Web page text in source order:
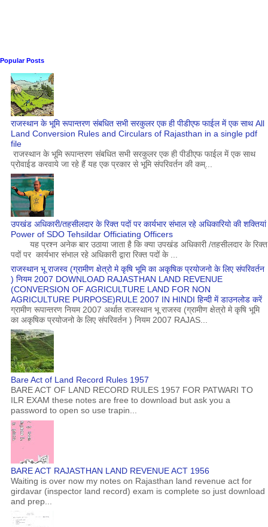
Popular Posts
राजस्थान के भूमि रूपान्तरण संबधित सभी सरकुलर एक ही पीडीएफ फाईल में एक साथ All
Land Conversion Rules and Circulars of Rajasthan in a single pdf
file
राजस्थान के भूमि रूपान्तरण संबधित सभी सरकुलर एक ही पीडीएफ फाईल में एक साथ
प्रोवाईड करवाये जा रहे हैं यह एक प्रकार से भूमि संपरिवर्तन की कम्...
उपखंड अधिकारी/तहसीलदार के रिक्त पदों पर कार्यभार संभाल रहे अधिकारियो की शक्तियां
Power of SDO Tehsildar Officiating Officers
यह प्रश्न अनेक बार उठाया जाता है कि क्या उपखंड अधिकारी /तहसीलदार के रिक्त
पदों पर कार्यभार संभाल रहे अधिकारी द्वारा रिक्त पदों के ...
राजस्थान भू राजस्व (ग्रामीण क्षेत्रो मे कृषि भूमि का अकृषिक प्रयोजनो के लिए संपरिवर्तन
) नियम 2007 DOWNLOAD RAJASTHAN LAND REVENUE
(CONVERSION OF AGRICULTURE LAND FOR NON
AGRICULTURE PURPOSE)RULE 2007 IN HINDI हिन्दी में डाउनलोड करें
ग्रामीण रूपान्तरण नियम 2007 अर्थात राजस्थान भू राजस्व (ग्रामीण क्षेत्रो मे कृषि भूमि
का अकृषिक प्रयोजनो के लिए संपरिवर्तन ) नियम 2007 RAJAS...
Bare Act of Land Record Rules 1957
BARE ACT OF LAND RECORD RULES 1957 FOR PATWARI TO
ILR EXAM these notes are free to download but ask you a
password to open so use trapin...
BARE ACT RAJASTHAN LAND REVENUE ACT 1956
Waiting is over now my notes on Rajasthan land revenue act for
girdavar (inspector land record) exam is complete so just download
and prep...